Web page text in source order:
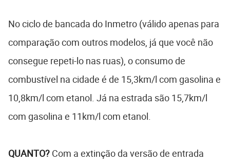
No ciclo de bancada do Inmetro (válido apenas para
comparação com outros modelos, já que você não
consegue repeti-lo nas ruas), o consumo de
combustível na cidade é de 15,3km/l com gasolina e
10,8km/l com etanol. Já na estrada são 15,7km/l
com gasolina e 11km/l com etanol.
QUANTO? Com a extinção da versão de entrada